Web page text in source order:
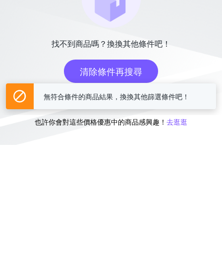
找不到商品嗎？換換其他條件吧！
清除條件再搜尋
或
也許你會對這些價格優惠中的商品感興趣！ 去逛逛
無符合條件的商品結果，換換其他篩選條件吧！